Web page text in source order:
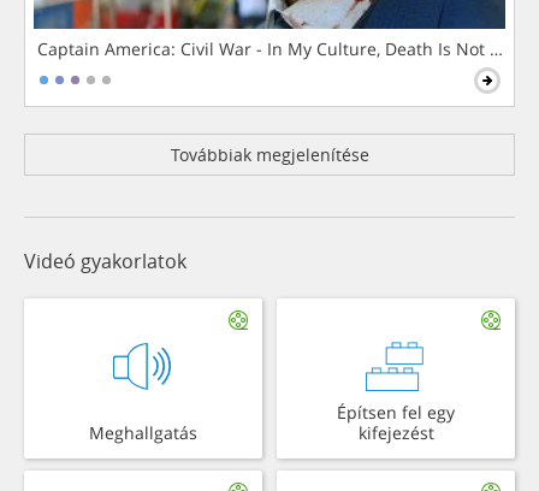
Captain America: Civil War - In My Culture, Death Is Not The
Továbbiak megjelenítése
Videó gyakorlatok
Meghallgatás
Építsen fel egy
kifejezést